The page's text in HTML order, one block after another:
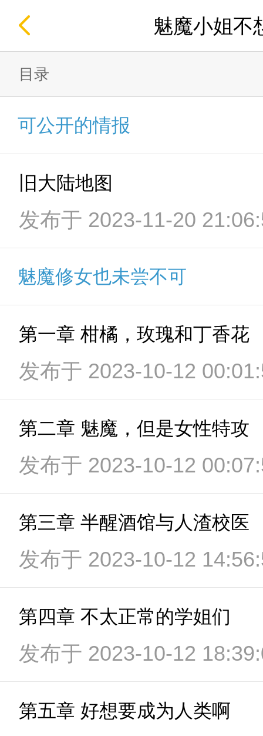
魅魔小姐不
目录
可公开的情报
旧大陆地图
发布于 2023-11-20
魅魔修女也未尝不可
第一章 柑橘，玫瑰和丁香花
发布于 2023-10-12
第二章 魅魔，但是女性特攻
发布于 2023-10-12
第三章 半醒酒馆与人渣校医
发布于 2023-10-12
第四章 不太正常的学姐们
发布于 2023-10-12
第五章 好想要成为人类啊